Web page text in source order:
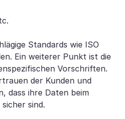
Standards wie ISO
Ein weiterer Punkt ist die
Vorschriften.
der Kunden und
dass ihre Daten beim
sind.